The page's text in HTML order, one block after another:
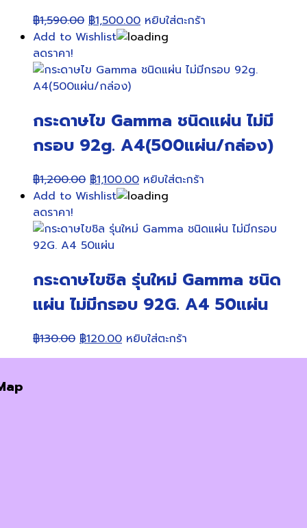
฿1,590.00 Original
price
฿1,590.00.
฿1,500.00Current
price
฿1,500.00.
หยิบใส่ตะกร้า
Add to Wishlist
ลดราคา!
กระดาษไข Gamma ชนิดแผ่น ไม่มี
กรอบ 92g. A4(500แผ่น/กล่อง)
฿1,200.00 Original
price
฿1,200.00.
฿1,100.00Current
price
฿1,100.00.
หยิบใส่ตะกร้า
Add to Wishlist
ลดราคา!
กระดาษไขชิล รุ่นใหม่ Gamma ชนิด
แผ่น ไม่มีกรอบ 92G. A4 50แผ่น
฿130.00 Original
price
฿120.00Current
price
หยิบใส่ตะกร้า